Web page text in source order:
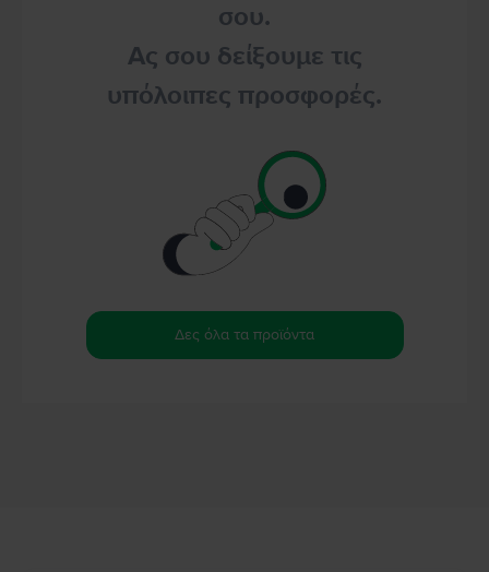
σου.
Ας σου δείξουμε τις
υπόλοιπες προσφορές.
Δες όλα τα προϊόντα